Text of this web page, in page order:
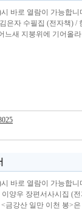
바로 열람이 가능합
은자 수필집 (전자책)
느새 지붕위에 기어올
바로 열람이 가능합
양우 장편서사시집 (
금강산 일만 이천 봉>은